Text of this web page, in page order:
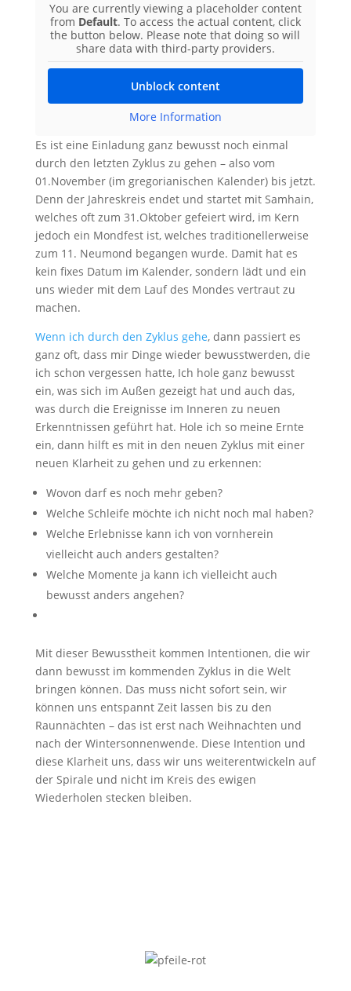
You are currently viewing a placeholder content
from Default. To access the actual content, click
the button below. Please note that doing so will
share data with third-party providers.
Unblock content
More Information
Es ist eine Einladung ganz bewusst noch einmal
durch den letzten Zyklus zu gehen – also vom
01.November (im gregorianischen Kalender) bis jetzt.
Denn der Jahreskreis endet und startet mit Samhain,
welches oft zum 31.Oktober gefeiert wird, im Kern
jedoch ein Mondfest ist, welches traditionellerweise
zum 11. Neumond begangen wurde. Damit hat es
kein fixes Datum im Kalender, sondern lädt und ein
uns wieder mit dem Lauf des Mondes vertraut zu
machen.
Wenn ich durch den Zyklus gehe, dann passiert es
ganz oft, dass mir Dinge wieder bewusstwerden, die
ich schon vergessen hatte, Ich hole ganz bewusst
ein, was sich im Außen gezeigt hat und auch das,
was durch die Ereignisse im Inneren zu neuen
Erkenntnissen geführt hat. Hole ich so meine Ernte
ein, dann hilft es mit in den neuen Zyklus mit einer
neuen Klarheit zu gehen und zu erkennen:
Wovon darf es noch mehr geben?
Welche Schleife möchte ich nicht noch mal haben?
Welche Erlebnisse kann ich von vornherein
vielleicht auch anders gestalten?
Welche Momente ja kann ich vielleicht auch
bewusst anders angehen?
Mit dieser Bewusstheit kommen Intentionen, die wir
dann bewusst im kommenden Zyklus in die Welt
bringen können. Das muss nicht sofort sein, wir
können uns entspannt Zeit lassen bis zu den
Raunnächten – das ist erst nach Weihnachten und
nach der Wintersonnenwende. Diese Intention und
diese Klarheit uns, dass wir uns weiterentwickeln auf
der Spirale und nicht im Kreis des ewigen
Wiederholen stecken bleiben.